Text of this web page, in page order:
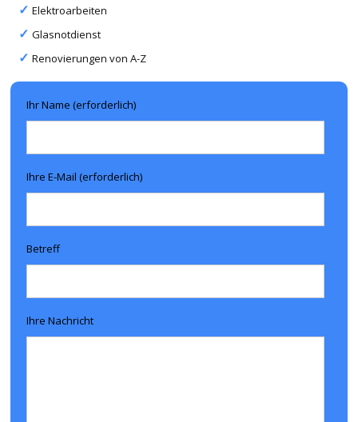
Elektroarbeiten
Glasnotdienst
Renovierungen von A-Z
Ihr Name (erforderlich)
Ihre E-Mail (erforderlich)
Betreff
Ihre Nachricht